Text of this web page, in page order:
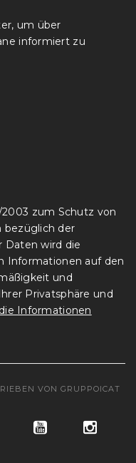
um über
informiert zu
zum Schutz von
bezüglich der
Daten wird die
Informationen auf den
und
Privatsphäre und
Informationen
VON GRUPPOICAT